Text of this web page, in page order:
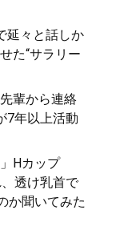
延々と話しか
た“サラリー
輩から連絡
7年以上活動
Hカップ
透け乳首で
か聞いてみた